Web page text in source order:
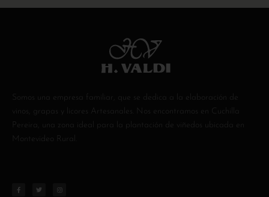
Somos una empresa familiar, que se dedica a la elaboración de
vinos, grapas y licores Artesanales. Nos encontramos en Cuchilla
Pereira, una zona ideal para la plantación de viñedos ubicada en
Montevideo Rural.